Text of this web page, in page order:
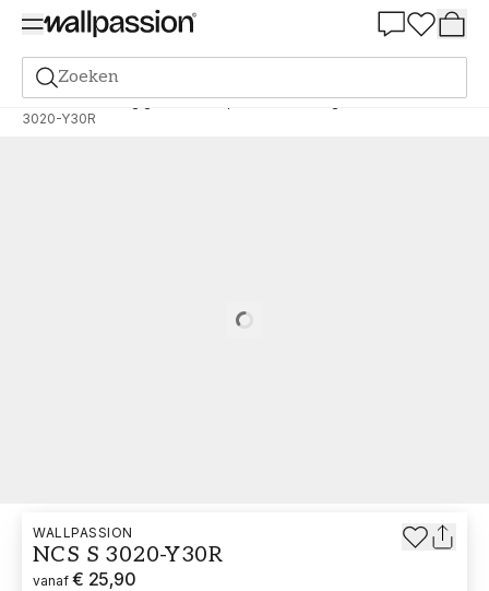
Zoeken
Verf Bestelling gebaseerd op NCS Bestelling door NCS
3020-Y30R
WALLPASSION
NCS S 3020-Y30R
vanaf € 25,90